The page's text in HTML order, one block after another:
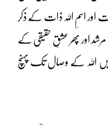
اور اسمِ اللہ ذات کے ذکر
اور پھر عشقِ حقیقی کے
اللہ کے وصال تک پہنچ